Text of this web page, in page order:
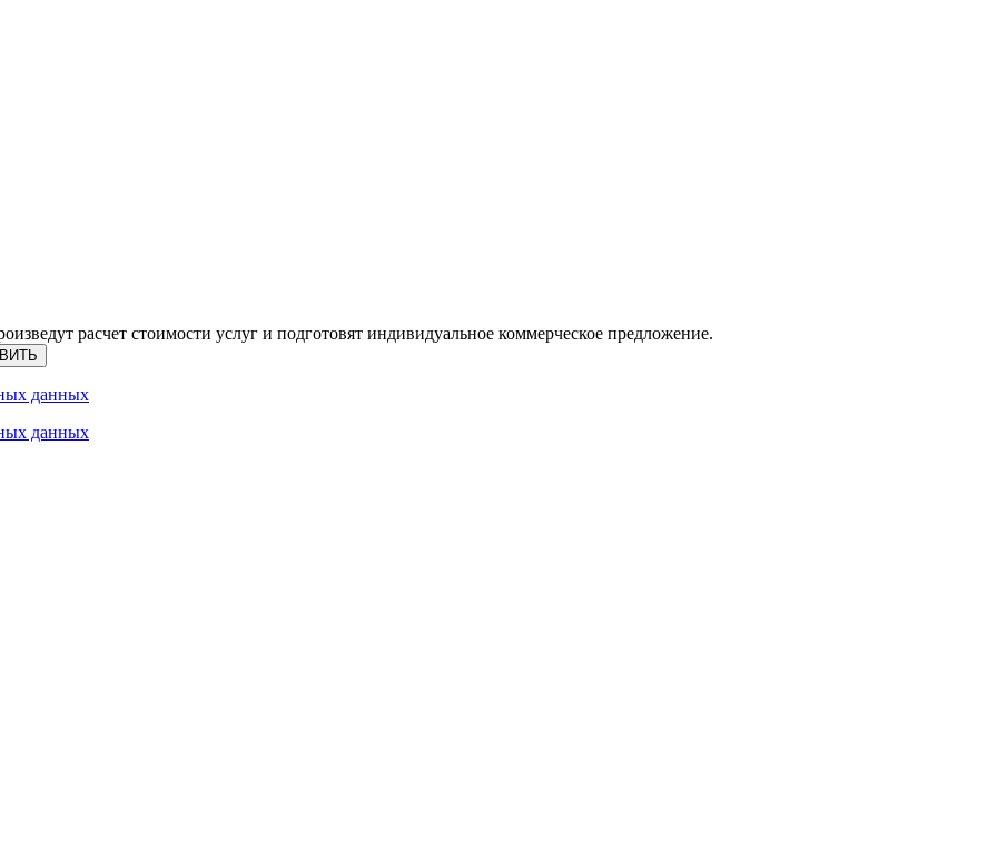
расчет стоимости услуг и подготовят индивидуальное коммерческое предложение.
данных
данных